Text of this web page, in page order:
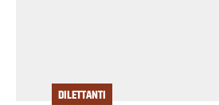
DILETTANTI